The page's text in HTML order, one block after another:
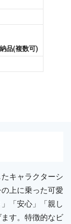
品(複数可)
キャラクターシ
上に乗った可愛
「安心」「親し
す。特徴的なビ